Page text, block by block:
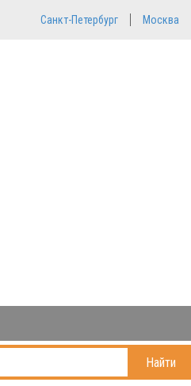
Санкт-Петербург Москва
Найти